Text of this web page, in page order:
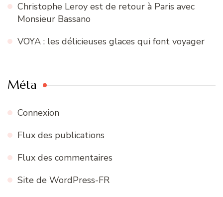
Christophe Leroy est de retour à Paris avec
Monsieur Bassano
VOYA : les délicieuses glaces qui font voyager
Méta
Connexion
Flux des publications
Flux des commentaires
Site de WordPress-FR